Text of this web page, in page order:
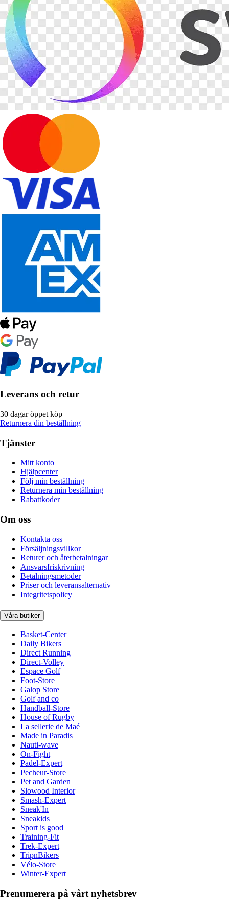
Leverans och retur
30 dagar öppet köp
Returnera din beställning
Tjänster
Mitt konto
Hjälpcenter
Följ min beställning
Returnera min beställning
Rabattkoder
Om oss
Kontakta oss
Försäljningsvillkor
Returer och återbetalningar
Ansvarsfriskrivning
Betalningsmetoder
Priser och leveransalternativ
Integritetspolicy
Våra butiker
Basket-Center
Daily Bikers
Direct Running
Direct-Volley
Espace Golf
Foot-Store
Galop Store
Golf and co
Handball-Store
House of Rugby
La sellerie de Maé
Made in Paradis
Nauti-wave
On-Fight
Padel-Expert
Pecheur-Store
Pet and Garden
Slowood Interior
Smash-Expert
Sneak'In
Sneakids
Sport is good
Training-Fit
Trek-Expert
TripnBikers
Vélo-Store
Winter-Expert
Prenumerera på vårt nyhetsbrev